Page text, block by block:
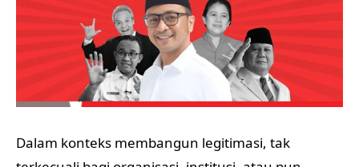
Dalam konteks membangun legitimasi, tak